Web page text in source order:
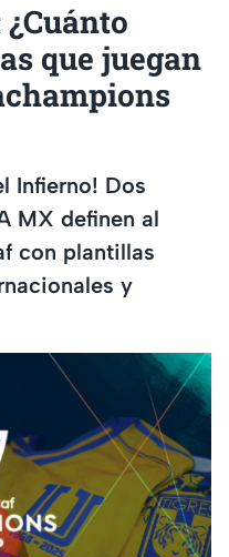
que juegan
Infierno! Dos
MX definen al
con plantillas
y